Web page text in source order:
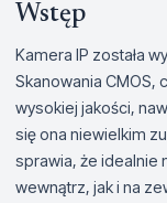
Wstęp
Kamera IP została
Skanowania CMOS,
wysokiej jakości,
się ona niewielkim
sprawia, że idealnie
wewnątrz, jak i na